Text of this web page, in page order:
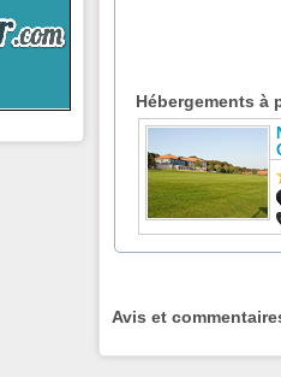
Hébergements à
Avis et